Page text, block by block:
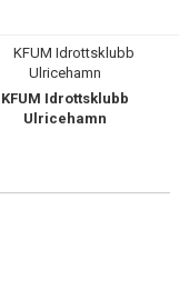
KFUM Idrottsklubb
Ulricehamn